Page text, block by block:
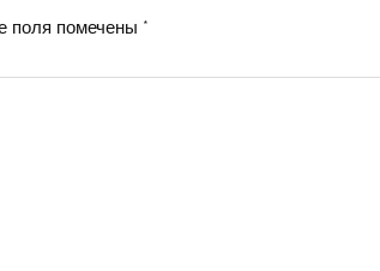
поля помечены *